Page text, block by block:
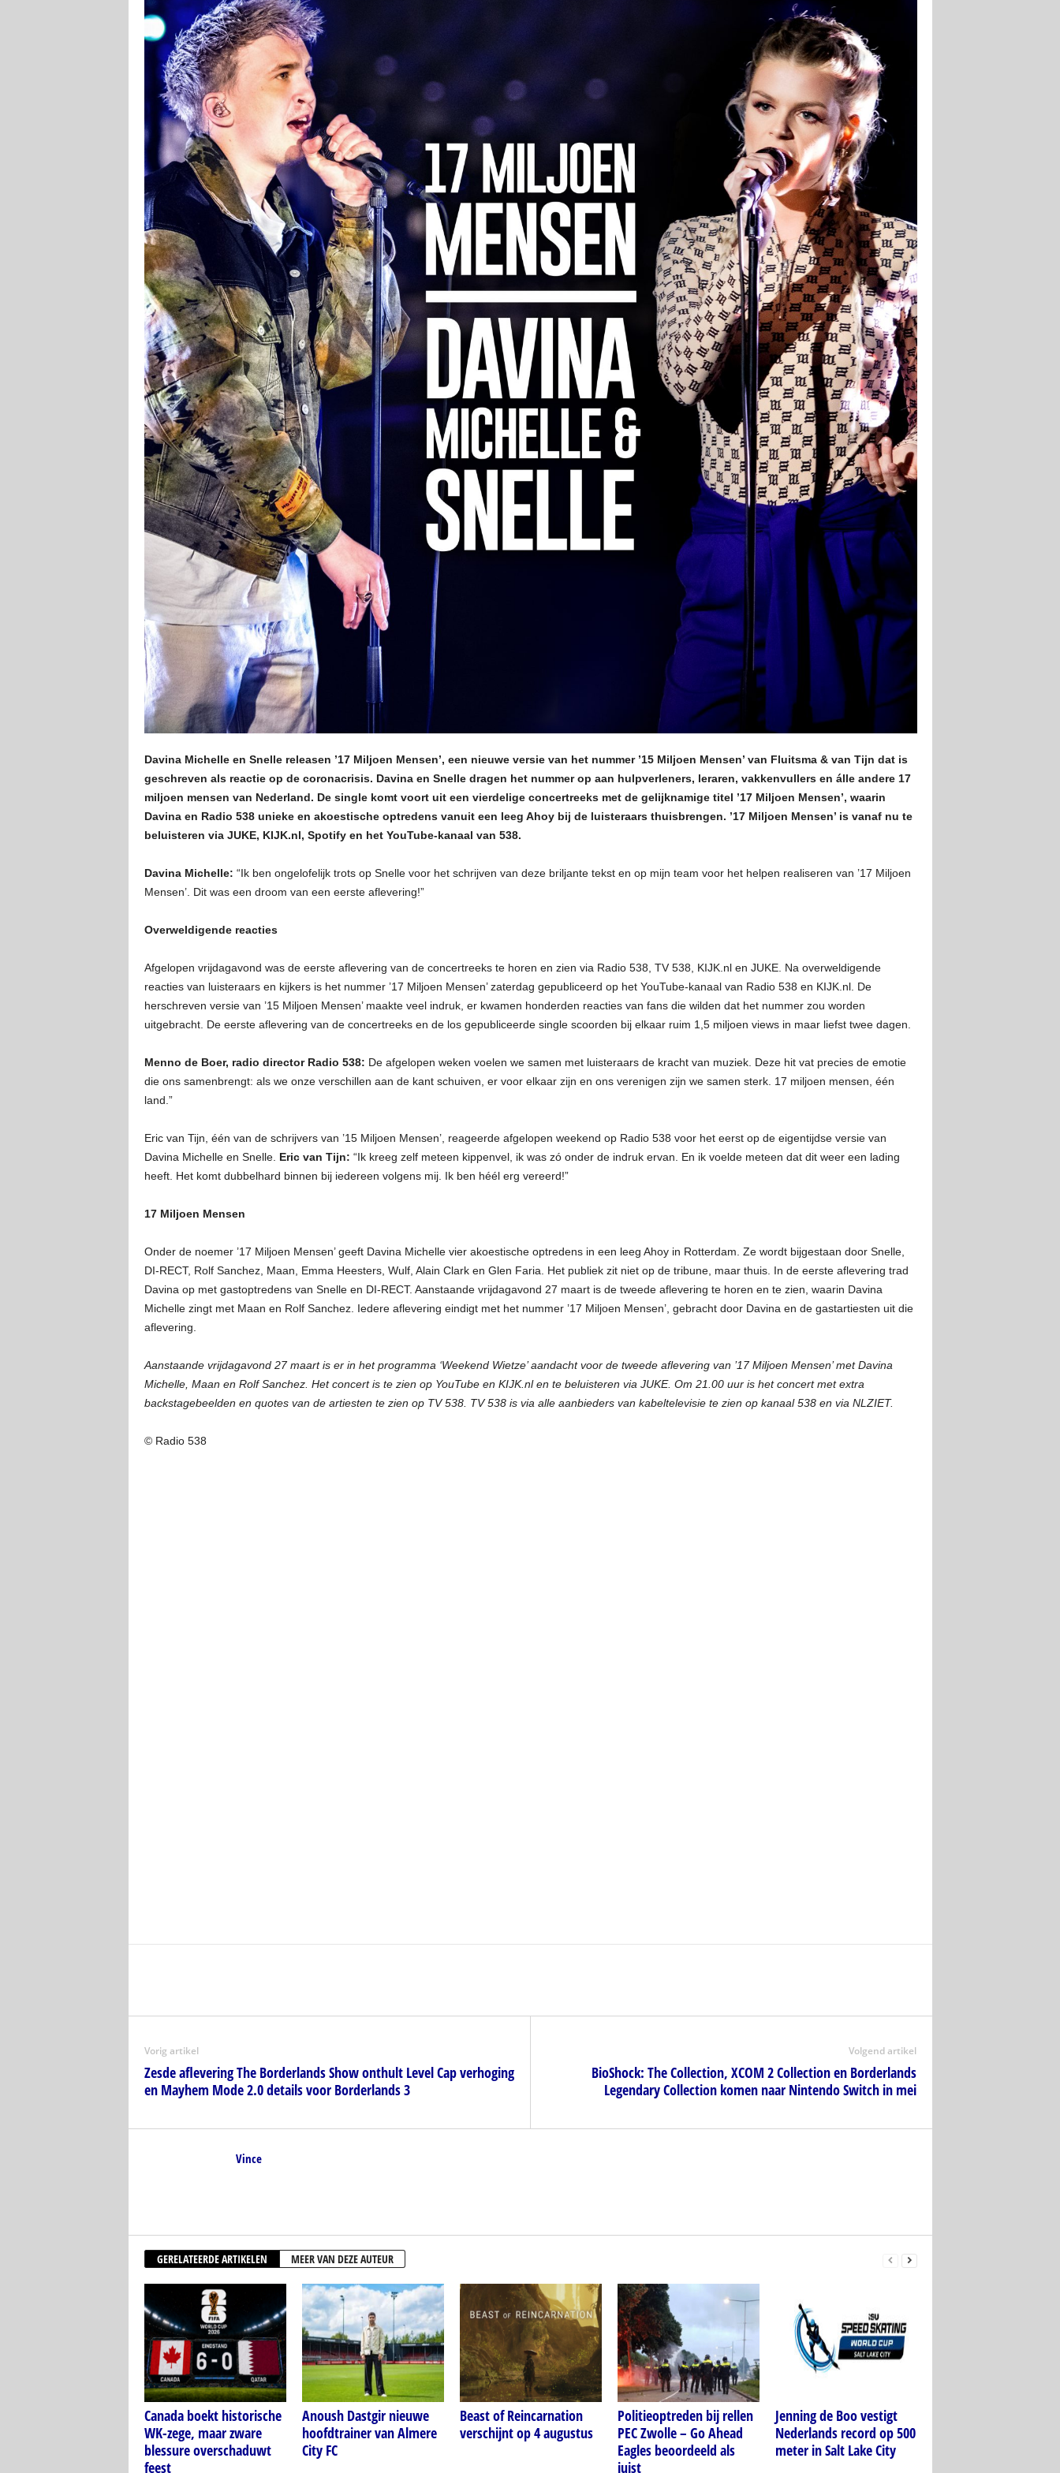
Davina Michelle en Snelle releasen ’17 Miljoen Mensen’, een nieuwe versie van het nummer ’15 Miljoen Mensen’ van Fluitsma & van Tijn dat is
geschreven als reactie op de coronacrisis. Davina en Snelle dragen het nummer op aan hulpverleners, leraren, vakkenvullers en álle andere 17
miljoen mensen van Nederland. De single komt voort uit een vierdelige concertreeks met de gelijknamige titel ’17 Miljoen Mensen’, waarin
Davina en Radio 538 unieke en akoestische optredens vanuit een leeg Ahoy bij de luisteraars thuisbrengen. ’17 Miljoen Mensen’ is vanaf nu te
beluisteren via JUKE, KIJK.nl, Spotify en het YouTube-kanaal van 538.
Davina Michelle: “Ik ben ongelofelijk trots op Snelle voor het schrijven van deze briljante tekst en op mijn team voor het helpen realiseren van ’17 Miljoen
Mensen’. Dit was een droom van een eerste aflevering!”
Overweldigende reacties
Afgelopen vrijdagavond was de eerste aflevering van de concertreeks te horen en zien via Radio 538, TV 538, KIJK.nl en JUKE. Na overweldigende
reacties van luisteraars en kijkers is het nummer ’17 Miljoen Mensen’ zaterdag gepubliceerd op het YouTube-kanaal van Radio 538 en KIJK.nl. De
herschreven versie van ’15 Miljoen Mensen’ maakte veel indruk, er kwamen honderden reacties van fans die wilden dat het nummer zou worden
uitgebracht. De eerste aflevering van de concertreeks en de los gepubliceerde single scoorden bij elkaar ruim 1,5 miljoen views in maar liefst twee dagen.
Menno de Boer, radio director Radio 538: De afgelopen weken voelen we samen met luisteraars de kracht van muziek. Deze hit vat precies de emotie
die ons samenbrengt: als we onze verschillen aan de kant schuiven, er voor elkaar zijn en ons verenigen zijn we samen sterk. 17 miljoen mensen, één
land.”
Eric van Tijn, één van de schrijvers van ’15 Miljoen Mensen’, reageerde afgelopen weekend op Radio 538 voor het eerst op de eigentijdse versie van
Davina Michelle en Snelle. Eric van Tijn: “Ik kreeg zelf meteen kippenvel, ik was zó onder de indruk ervan. En ik voelde meteen dat dit weer een lading
heeft. Het komt dubbelhard binnen bij iedereen volgens mij. Ik ben héél erg vereerd!”
17 Miljoen Mensen
Onder de noemer ’17 Miljoen Mensen’ geeft Davina Michelle vier akoestische optredens in een leeg Ahoy in Rotterdam. Ze wordt bijgestaan door Snelle,
DI-RECT, Rolf Sanchez, Maan, Emma Heesters, Wulf, Alain Clark en Glen Faria. Het publiek zit niet op de tribune, maar thuis. In de eerste aflevering trad
Davina op met gastoptredens van Snelle en DI-RECT. Aanstaande vrijdagavond 27 maart is de tweede aflevering te horen en te zien, waarin Davina
Michelle zingt met Maan en Rolf Sanchez. Iedere aflevering eindigt met het nummer ’17 Miljoen Mensen’, gebracht door Davina en de gastartiesten uit die
aflevering.
Aanstaande vrijdagavond 27 maart is er in het programma ‘Weekend Wietze’ aandacht voor de tweede aflevering van ’17 Miljoen Mensen’ met Davina
Michelle, Maan en Rolf Sanchez. Het concert is te zien op YouTube en KIJK.nl en te beluisteren via JUKE. Om 21.00 uur is het concert met extra
backstagebeelden en quotes van de artiesten te zien op TV 538. TV 538 is via alle aanbieders van kabeltelevisie te zien op kanaal 538 en via NLZIET.
© Radio 538
Vorig artikel
Zesde aflevering The Borderlands Show onthult Level Cap verhoging
en Mayhem Mode 2.0 details voor Borderlands 3
Volgend artikel
BioShock: The Collection, XCOM 2 Collection en Borderlands
Legendary Collection komen naar Nintendo Switch in mei
Vince
GERELATEERDE ARTIKELEN MEER VAN DEZE AUTEUR
Canada boekt historische
WK-zege, maar zware
blessure overschaduwt
feest
Anoush Dastgir nieuwe
hoofdtrainer van Almere
City FC
Beast of Reincarnation
verschijnt op 4 augustus
Politieoptreden bij rellen
PEC Zwolle – Go Ahead
Eagles beoordeeld als
juist
Jenning de Boo vestigt
Nederlands record op 500
meter in Salt Lake City